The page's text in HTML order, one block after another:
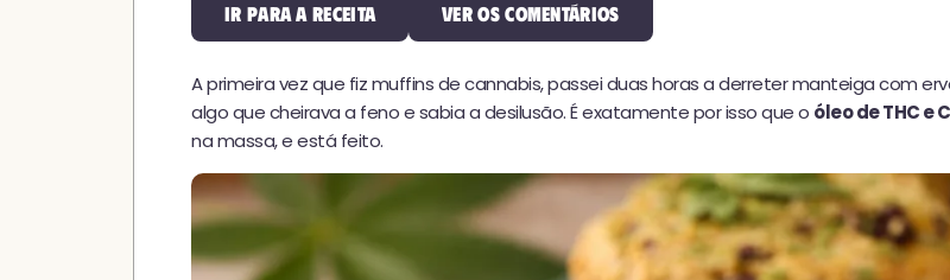
Ir para a receita Ver os comentários
A primeira vez que fiz muffins de cannabis, passei duas horas a derreter manteiga com
algo que cheirava a feno e sabia a desilusão. É exatamente por isso que o óleo de THC e
na massa, e está feito.